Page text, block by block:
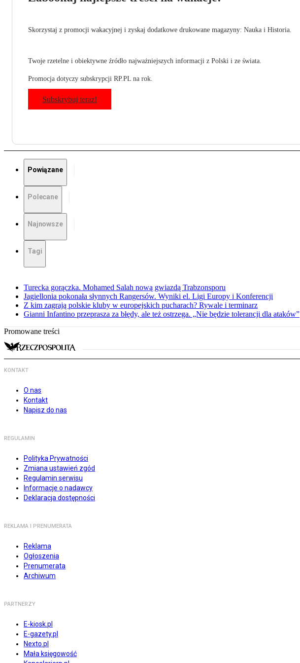
Skorzystaj z promocji wakacyjnej i zyskaj dodatkowe drukowane magazyny: Nauka i Historia.
Twoje rzetelne i obiektywne źródło najważniejszych informacji z Polski i ze świata.
Promocja dotyczy subskrypcji RP.PL na rok.
Subskrybuj teraz!
Powiązane
Polecane
Najnowsze
Tagi
Turecka gorączka. Mohamed Salah nową gwiazdą Trabzonsporu
Jagiellonia pokonała słynnych Rangersów. Wyniki el. Ligi Europy i Konferencji
Z kim zagrają polskie kluby w europejskich pucharach? Rywale i terminarz
Gianni Infantino przeprasza za błędy, ale też ostrzega. „Nie będzie tolerancji dla ataków”
Promowane treści
KONTAKT
O nas
Kontakt
Napisz do nas
REGULAMIN
Polityka Prywatności
Zmiana ustawień zgód
Regulamin serwisu
Informacje o nadawcy
Deklaracja dostępności
REKLAMA I PRENUMERATA
Reklama
Ogłoszenia
Prenumerata
Archiwum
PARTNERZY
E-kiosk.pl
E-gazety.pl
Nexto.pl
Mała księgowość